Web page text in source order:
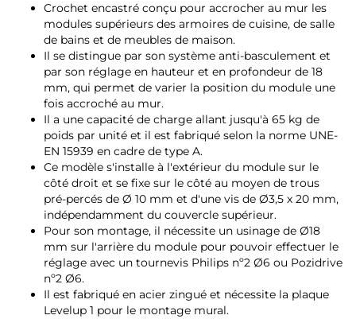
Crochet encastré conçu pour accrocher au mur les
modules supérieurs des armoires de cuisine, de salle
de bains et de meubles de maison.
Il se distingue par son système anti-basculement et
par son réglage en hauteur et en profondeur de 18
mm, qui permet de varier la position du module une
fois accroché au mur.
Il a une capacité de charge allant jusqu'à 65 kg de
poids par unité et il est fabriqué selon la norme UNE-
EN 15939 en cadre de type A.
Ce modèle s'installe à l'extérieur du module sur le
côté droit et se fixe sur le côté au moyen de trous
pré-percés de Ø 10 mm et d'une vis de Ø3,5 x 20 mm,
indépendamment du couvercle supérieur.
Pour son montage, il nécessite un usinage de Ø18
mm sur l'arrière du module pour pouvoir effectuer le
réglage avec un tournevis Philips nº2 Ø6 ou Pozidrive
nº2 Ø6.
Il est fabriqué en acier zingué et nécessite la plaque
Levelup 1 pour le montage mural.